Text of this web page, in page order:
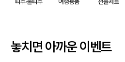
놓치면 아까운 이벤트